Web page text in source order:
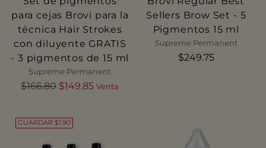
para cejas Brovi para la
técnica Hair Strokes
con diluyente GRATIS
- 3 pigmentos de 15 ml
Supreme Permanent
Precio
$166.80 $149.85 Venta
Sellers Brow Set - 5
Pigmentos 15 ml
Supreme Permanent
$249.75
GUARDAR $1.90